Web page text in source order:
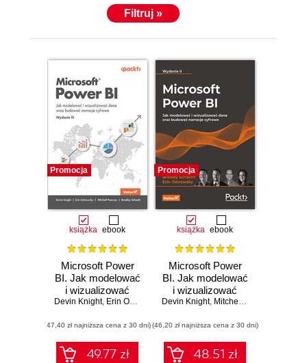
Filtruj »
Promocja
książka ebook
Microsoft Power
BI. Jak modelować
i wizualizować
dane oraz
cyfrowe. Wydanie
III
Devin Knight, Erin Ostrowsky ,Mitchell Pearson,Bradley Schacht
(47,40 zł najniższa cena z 30 dni)
49.77 zł
Promocja
książka ebook
Microsoft Power
BI. Jak modelować
i wizualizować
dane oraz
cyfrowe. Wydanie
II
Devin Knight, Mitchell Pearson
(46,20 zł najniższa cena z 30 dni)
48.51 zł